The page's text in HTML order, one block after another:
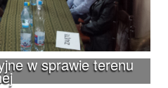
w sprawie terenu